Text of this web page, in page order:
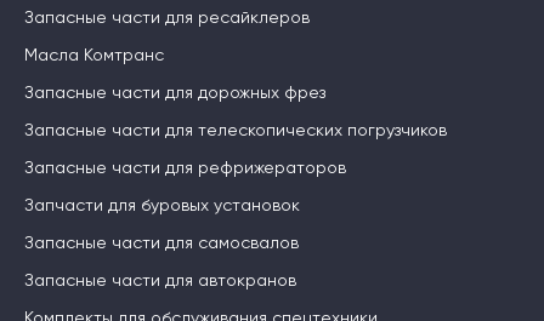
Запасные части для ресайклеров
Масла Комтранс
Запасные части для дорожных фрез
Запасные части для телескопических погрузчиков
Запасные части для рефрижераторов
Запчасти для буровых установок
Запасные части для самосвалов
Запасные части для автокранов